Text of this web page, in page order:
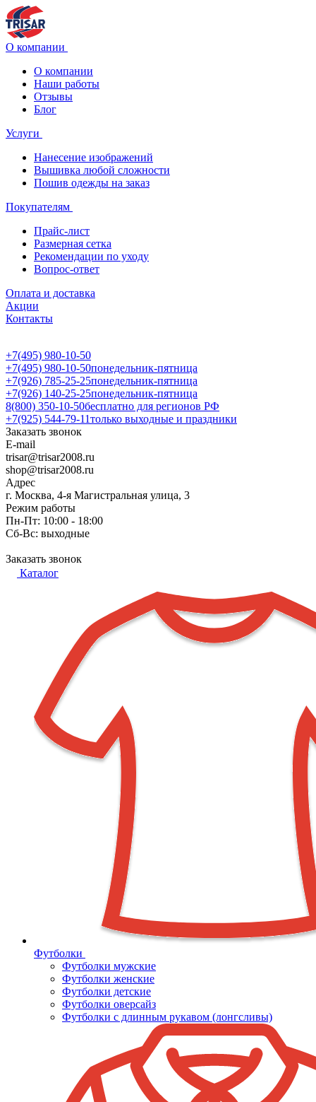
О компании
О компании
Наши работы
Отзывы
Блог
Услуги
Нанесение изображений
Вышивка любой сложности
Пошив одежды на заказ
Покупателям
Прайс-лист
Размерная сетка
Рекомендации по уходу
Вопрос-ответ
Оплата и доставка
Акции
Контакты
+7(495) 980-10-50
+7(495) 980-10-50понедельник-пятница
+7(926) 785-25-25понедельник-пятница
+7(926) 140-25-25понедельник-пятница
8(800) 350-10-50бесплатно для регионов РФ
+7(925) 544-79-11только выходные и праздники
Заказать звонок
E-mail
trisar@trisar2008.ru
shop@trisar2008.ru
Адрес
г. Москва, 4-я Магистральная улица, 3
Режим работы
Пн-Пт: 10:00 - 18:00
Сб-Вс: выходные
Заказать звонок
Каталог
Футболки
Футболки мужские
Футболки женские
Футболки детские
Футболки оверсайз
Футболки с длинным рукавом (лонгсливы)